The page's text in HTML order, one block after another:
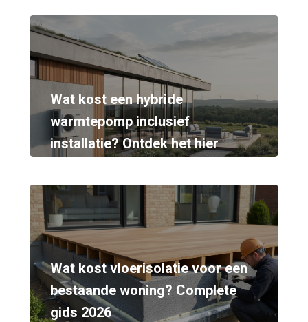
Wat kost een hybride
warmtepomp inclusief
installatie? Ontdek het hier
Wat kost vloerisolatie voor een
bestaande woning? Complete
gids 2026